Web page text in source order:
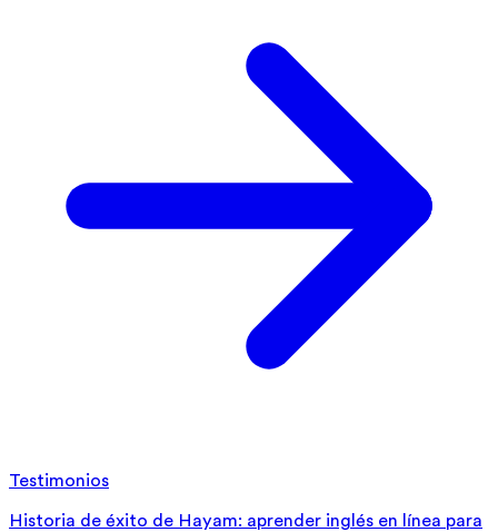
Testimonios
Historia de éxito de Hayam: aprender inglés en línea para